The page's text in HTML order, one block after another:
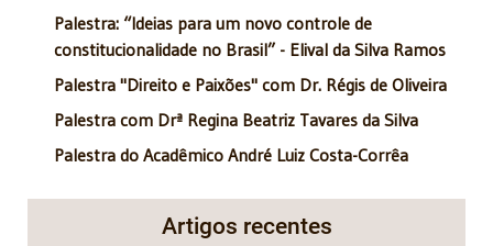
Palestra: “Ideias para um novo controle de
constitucionalidade no Brasil” - Elival da Silva Ramos
Palestra "Direito e Paixões" com Dr. Régis de Oliveira
Palestra com Drª Regina Beatriz Tavares da Silva
Palestra do Acadêmico André Luiz Costa-Corrêa
Artigos recentes